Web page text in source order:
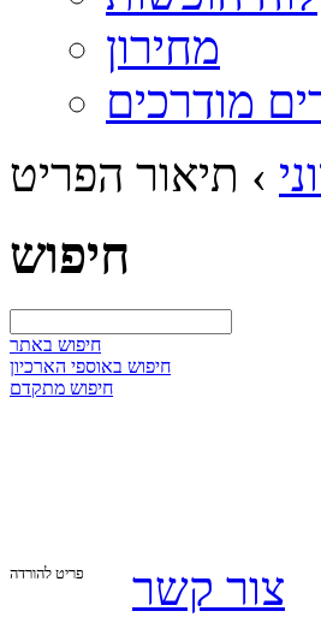
מחירון
מודרכים
› תיאור הפריט
חיפוש
חיפוש באתר
חיפוש באוספי הארכיון
חיפוש מתקדם
פריט להורדה צור קשר